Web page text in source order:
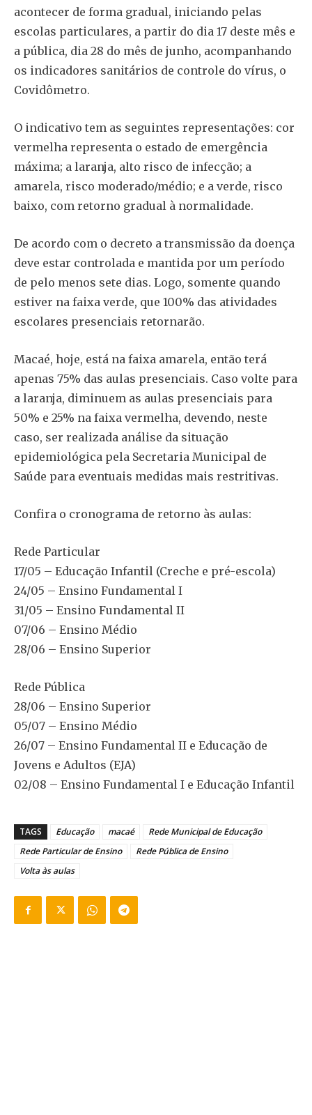
acontecer de forma gradual, iniciando pelas
escolas particulares, a partir do dia 17 deste mês e
a pública, dia 28 do mês de junho, acompanhando
os indicadores sanitários de controle do vírus, o
Covidômetro.
O indicativo tem as seguintes representações: cor
vermelha representa o estado de emergência
máxima; a laranja, alto risco de infecção; a
amarela, risco moderado/médio; e a verde, risco
baixo, com retorno gradual à normalidade.
De acordo com o decreto a transmissão da doença
deve estar controlada e mantida por um período
de pelo menos sete dias. Logo, somente quando
estiver na faixa verde, que 100% das atividades
escolares presenciais retornarão.
Macaé, hoje, está na faixa amarela, então terá
apenas 75% das aulas presenciais. Caso volte para
a laranja, diminuem as aulas presenciais para
50% e 25% na faixa vermelha, devendo, neste
caso, ser realizada análise da situação
epidemiológica pela Secretaria Municipal de
Saúde para eventuais medidas mais restritivas.
Confira o cronograma de retorno às aulas:
Rede Particular
17/05 – Educação Infantil (Creche e pré-escola)
24/05 – Ensino Fundamental I
31/05 – Ensino Fundamental II
07/06 – Ensino Médio
28/06 – Ensino Superior
Rede Pública
28/06 – Ensino Superior
05/07 – Ensino Médio
26/07 – Ensino Fundamental II e Educação de
Jovens e Adultos (EJA)
02/08 – Ensino Fundamental I e Educação Infantil
TAGS Educação macaé
Rede Municipal de Educação
Rede Particular de Ensino
Rede Pública de Ensino
Volta às aulas